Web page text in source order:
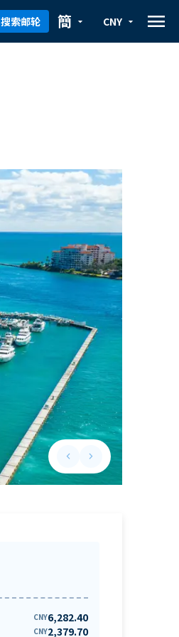
搜索邮轮 arrow_drop_down
簡 arrow_drop_down
CNY menu
keyboard_arrow_leftPrevious slide
keyboard_arrow_rightNext slide
CNY6,282.40
CNY2,379.70